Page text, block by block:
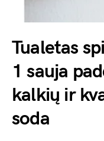
Tualetas
1 sauja
kalkių ir
soda